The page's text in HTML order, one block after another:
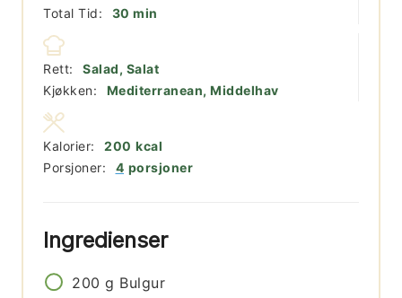
Total Tid:
30 minutter
min
Rett:
Salad, Salat
Kjøkken:
Mediterranean, Middelhav
Porsjoner: 4 porsjoner
Kalorier: 200 kcal
Ingredienser
200 g Bulgur